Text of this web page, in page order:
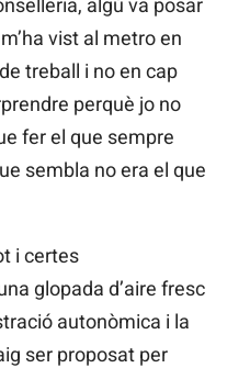
algú va posar
vist al metro en
treball i no en cap
perquè jo no
fer el que sempre
sembla no era el que
i certes
glopada d’aire fresc
autonòmica i la
ser proposat per